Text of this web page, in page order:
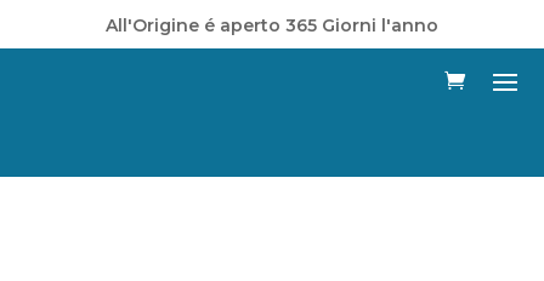
All'Origine é aperto 365 Giorni l'anno